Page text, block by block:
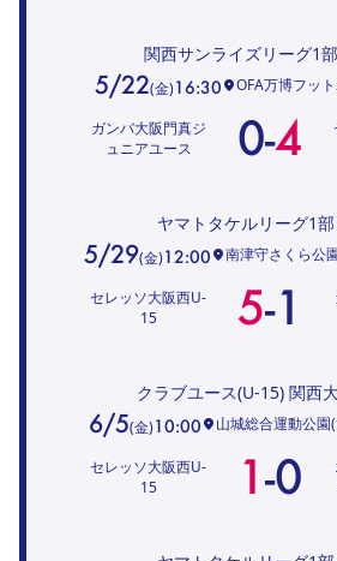
関西サンライズリーグ1部
5/22(金)16:30 OFA万博フッ
4
-
0
ガンバ大阪門真ジ
ュニアユース
ヤマトタケルリーグ1部
5/29(金)12:00 南津守さくら公
セレッソ大阪西U-
15
5-1
クラブユース(U-15) 関西
6/5(金)10:00 山城総合運動公
セレッソ大阪西U-
15
1-0